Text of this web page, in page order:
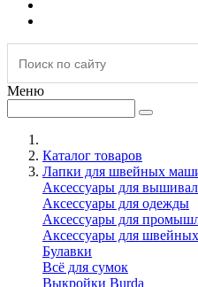
Меню
Каталог товаров
Лапки для швейных
Аксессуары для
Аксессуары для одежды
Аксессуары для
Аксессуары для
Булавки
Всё для сумок
Выкройки Burda